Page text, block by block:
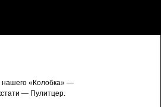
нашего «Колобка» —
— Пулитцер.